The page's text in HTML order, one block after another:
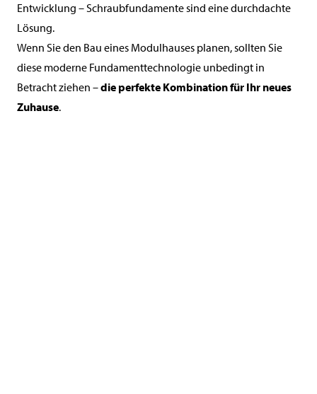
Entwicklung – Schraubfundamente sind eine durchdachte
Lösung.
Wenn Sie den Bau eines Modulhauses planen, sollten Sie
diese moderne Fundamenttechnologie unbedingt in
Betracht ziehen –die perfekte Kombination für Ihr neues
Zuhause.